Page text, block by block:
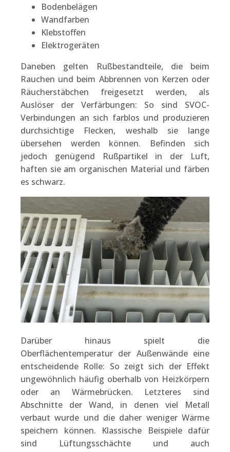
Bodenbelägen
Wandfarben
Klebstoffen
Elektrogeräten
Daneben gelten Rußbestandteile, die beim
Rauchen und beim Abbrennen von Kerzen oder
Räucherstäbchen freigesetzt werden, als
Auslöser der Verfärbungen: So sind SVOC-
Verbindungen an sich farblos und produzieren
durchsichtige Flecken, weshalb sie lange
übersehen werden können. Befinden sich
jedoch genügend Rußpartikel in der Luft,
haften sie am organischen Material und färben
es schwarz.
Darüber hinaus spielt die
Oberflächentemperatur der Außenwände eine
entscheidende Rolle: So zeigt sich der Effekt
ungewöhnlich häufig oberhalb von Heizkörpern
oder an Wärmebrücken. Letzteres sind
Abschnitte der Wand, in denen viel Metall
verbaut wurde und die daher weniger Wärme
speichern können. Klassische Beispiele dafür
sind Lüftungsschächte und auch